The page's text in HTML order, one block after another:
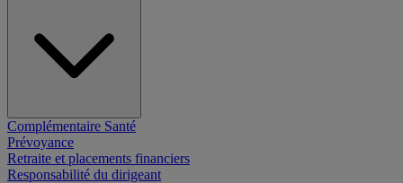
Complémentaire Santé
Prévoyance
Retraite et placements financiers
Responsabilité du dirigeant